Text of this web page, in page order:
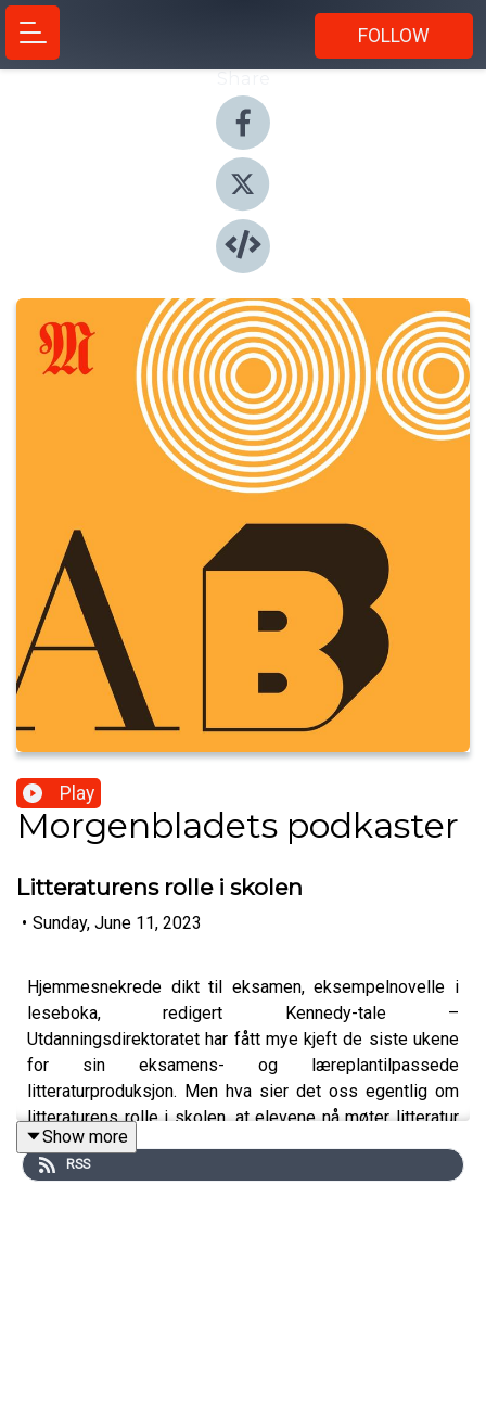
FOLLOW
Play
Morgenbladets podkaster
Litteraturens rolle i skolen
• Sunday, June 11, 2023
Hjemmesnekrede dikt til eksamen, eksempelnovelle i
leseboka, redigert Kennedy-tale –
Utdanningsdirektoratet har fått mye kjeft de siste ukene
for sin eksamens- og læreplantilpassede
litteraturproduksjon. Men hva sier det oss egentlig om
litteraturens rolle i skolen, at elevene nå møter litteratur
på denne måten, som
språklige kunstverk? Med Olaf Haagensen og Bernhard
Show more
RSS